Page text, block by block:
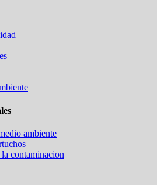
ambiente
contaminacion